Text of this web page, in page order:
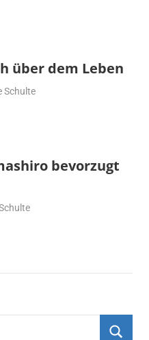
über dem Leben
Schulte
bevorzugt